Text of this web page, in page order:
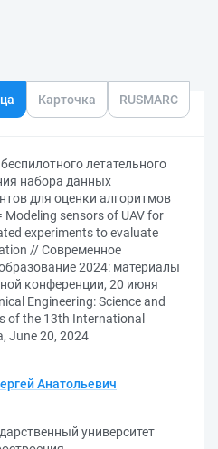
Карточка RUSMARC
летательного
набора данных
для оценки алгоритмов
sensors of UAV for
experiments to evaluate
// Современное
2024: материалы
конференции, 20 июня
Engineering: Science and
of the 13th International
June 20, 2024
Анатольевич
университет